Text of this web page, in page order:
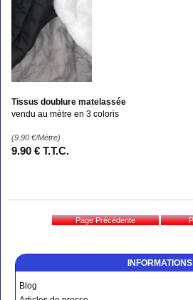
INFORMATIONS
Blog
Tissus doublure matelassée
vendu au mètre en 3 coloris
(9.90 €/Mètre)
9.90 € T.T.C.